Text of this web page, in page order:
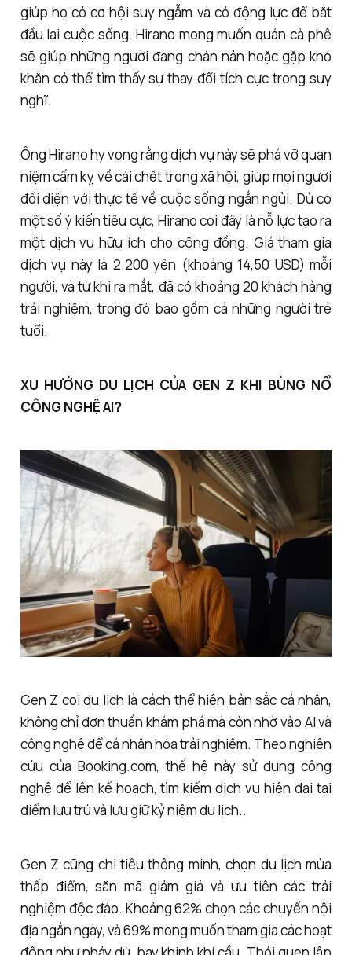
giúp họ có cơ hội suy ngẫm và có động lực để bắt
đầu lại cuộc sống. Hirano mong muốn quán cà phê
sẽ giúp những người đang chán nản hoặc gặp khó
khăn có thể tìm thấy sự thay đổi tích cực trong suy
nghĩ.
Ông Hirano hy vọng rằng dịch vụ này sẽ phá vỡ quan
niệm cấm kỵ về cái chết trong xã hội, giúp mọi người
đối diện với thực tế về cuộc sống ngắn ngủi. Dù có
một số ý kiến tiêu cực, Hirano coi đây là nỗ lực tạo ra
một dịch vụ hữu ích cho cộng đồng. Giá tham gia
dịch vụ này là 2.200 yên (khoảng 14,50 USD) mỗi
người, và từ khi ra mắt, đã có khoảng 20 khách hàng
trải nghiệm, trong đó bao gồm cả những người trẻ
tuổi.
XU HƯỚNG DU LỊCH CỦA GEN Z KHI BÙNG NỔ
CÔNG NGHỆ AI?
Gen Z coi du lịch là cách thể hiện bản sắc cá nhân,
không chỉ đơn thuần khám phá mà còn nhờ vào AI và
công nghệ để cá nhân hóa trải nghiệm. Theo nghiên
cứu của Booking.com, thế hệ này sử dụng công
nghệ để lên kế hoạch, tìm kiếm dịch vụ hiện đại tại
điểm lưu trú và lưu giữ kỷ niệm du lịch..
Gen Z cũng chi tiêu thông minh, chọn du lịch mùa
thấp điểm, săn mã giảm giá và ưu tiên các trải
nghiệm độc đáo. Khoảng 62% chọn các chuyến nội
địa ngắn ngày, và 69% mong muốn tham gia các hoạt